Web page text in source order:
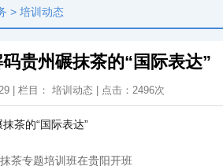
> 培训动态
贵州碾抹茶的“国际表达”
| 栏目： 培训动态 | 点击： 2496次
茶的“国际表达”
茶专题培训班在贵阳开班